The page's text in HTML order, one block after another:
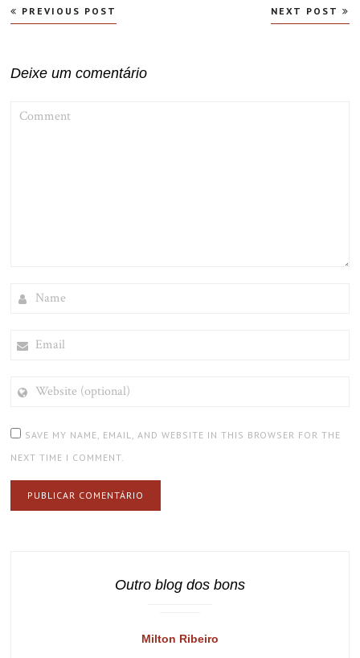
Navegação
de
PREVIOUS POST NEXT POST
Deixe um comentário
(OPTIONAL)
SAVE MY NAME, EMAIL, AND WEBSITE IN THIS BROWSER FOR THE
NEXT TIME I COMMENT.
Outro blog dos bons
Milton Ribeiro